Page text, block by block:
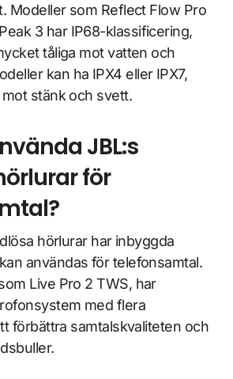
Modeller som Reflect Flow Pro
3 har IP68-klassificering,
tåliga mot vatten och
kan ha IPX4 eller IPX7,
stänk och svett.
JBL:s
för
hörlurar har inbyggda
användas för telefonsamtal.
Live Pro 2 TWS, har
med flera
förbättra samtalskvaliteten och